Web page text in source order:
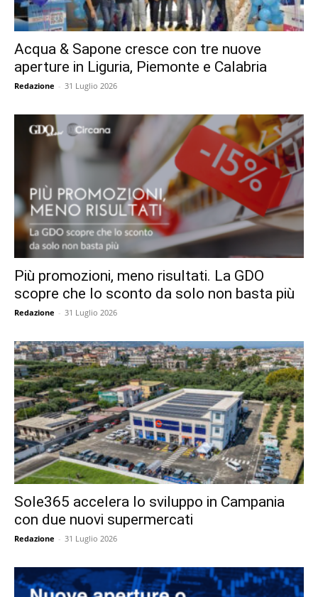
Acqua & Sapone cresce con tre nuove
aperture in Liguria, Piemonte e Calabria
Redazione - 31 Luglio 2026
Più promozioni, meno risultati. La GDO
scopre che lo sconto da solo non basta più
Redazione - 31 Luglio 2026
Sole365 accelera lo sviluppo in Campania
con due nuovi supermercati
Redazione - 31 Luglio 2026